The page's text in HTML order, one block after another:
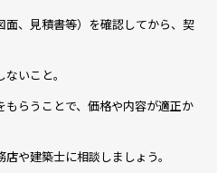
見積書等）を確認してから、契
こと。
らうことで、価格や内容が適正か
建築士に相談しましょう。